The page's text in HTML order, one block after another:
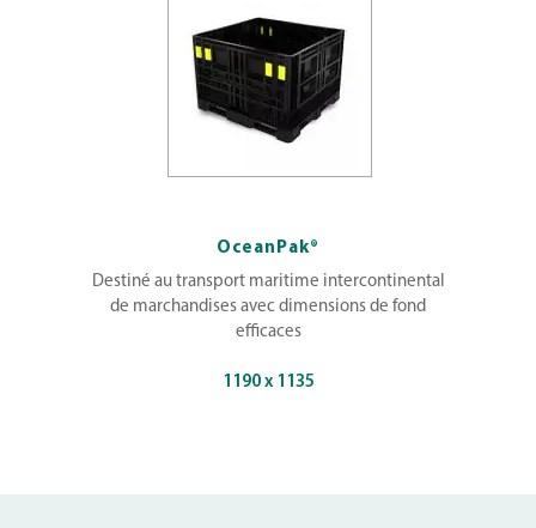
OceanPak®
Destiné au transport maritime intercontinental
de marchandises avec dimensions de fond
efficaces
1190 x 1135